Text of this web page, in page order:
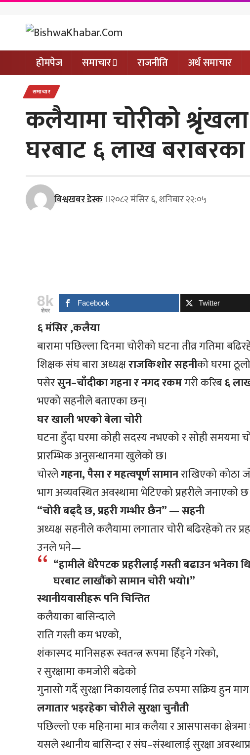
होमपेज समाचार राजनीति अर्थ समाचार
समाचार
कलैयामा चोरीको
घरबाट ६ लाख बराबरका
बिश्वखबर डेस्क २०८२ मंसिर ६, शनिबार २२:०५
8k
शेयर
Facebook Twitter
६ मंसिर ,कलैया
बारामा पछिल्ला दिनमा चोरीको घटना तीव्र गतिमा
शिक्षक संघ बारा अध्यक्षराजकिशोर सहनीको घरमा
पसेरसुन–चाँदीका गहना र नगद रकमगरी करिब६
भएको सहनीले बताएका छन्।
घर खाली भएको बेला चोरी
घटना हुँदा घरमा कोही सदस्य नभएको र सोही समयमा
प्रारम्भिक अनुसन्धानमा खुलेको छ।
चोरलेगहना, पैसा र महत्वपूर्ण सामानराखिएको कोठा
भाग अव्यवस्थित अवस्थामा भेटिएको प्रहरीले जनाएको
“चोरी बढ्दै छ, प्रहरी गम्भीर छैन” — सहनी
अध्यक्ष सहनीले कलैयामा लगातार चोरी बढिरहेको तर
उनले भने—
“हामीले धेरैपटक प्रहरीलाई गस्ती बढाउन भनेका
घरबाट लाखौंको सामान चोरी भयो।”
स्थानीयवासीहरू पनि चिन्तित
कलैयाका बासिन्दाले
राति गस्ती कम भएको,
शंकास्पद मानिसहरू स्वतन्त्र रूपमा हिँड्ने गरेको,
र सुरक्षामा कमजोरी बढेको
गुनासो गर्दै सुरक्षा निकायलाई तिव्र रुपमा सक्रिय हुन
लगातार भइरहेका चोरीले सुरक्षा चुनौती
पछिल्लो एक महिनामा मात्र कलैया र आसपासका क्षेत्रमा
यसले स्थानीय बासिन्दा र संघ–संस्थालाई सुरक्षा